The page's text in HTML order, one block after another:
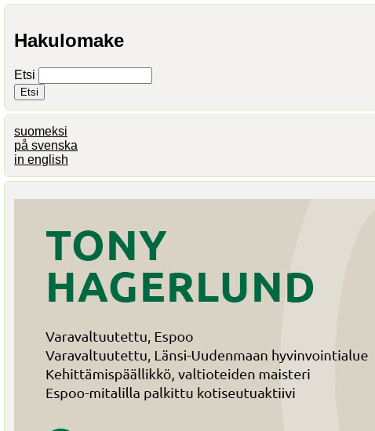
Hakulomake
Etsi
suomeksi
på svenska
in english